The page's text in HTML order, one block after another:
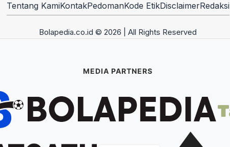
Tentang KamiKontakPedomanKode EtikDisclaimerRedaksi
Bolapedia.co.id © 2026 | All Rights Reserved
MEDIA PARTNERS